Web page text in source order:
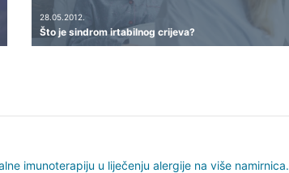
28.05.2012.
Što je sindrom irtabilnog crijeva?
imunoterapiju u liječenju alergije na više namirnica.